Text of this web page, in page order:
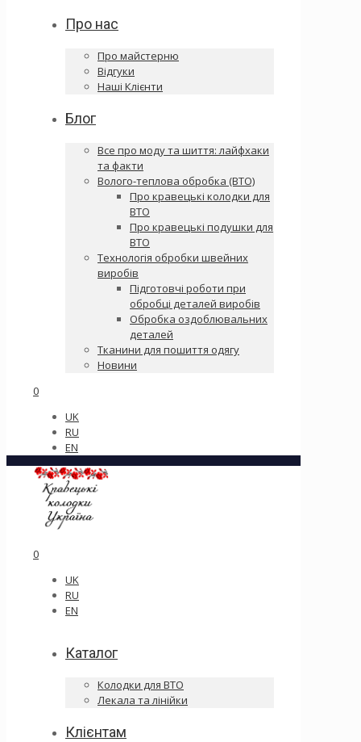
Про нас
Про майстерню
Відгуки
Наші Клієнти
Блог
Все про моду та шиття: лайфхаки
та факти
Волого-теплова обробка (ВТО)
Про кравецькі колодки для
ВТО
Про кравецькі подушки для
ВТО
Технологія обробки швейних
виробів
Підготовчі роботи при
обробці деталей виробів
Обробка оздоблювальних
деталей
Тканини для пошиття одягу
Новини
0
UK
RU
EN
0
UK
RU
EN
Каталог
Колодки для ВТО
Лекала та лінійки
Клієнтам